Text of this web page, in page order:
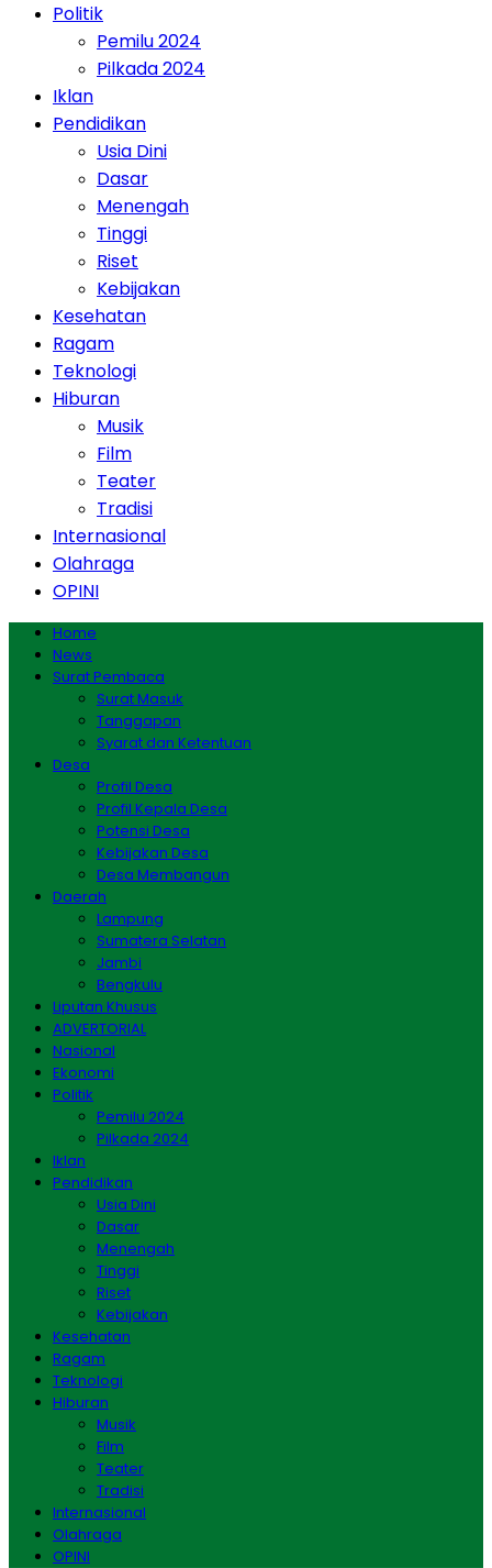
Politik
Pemilu 2024
Pilkada 2024
Iklan
Pendidikan
Usia Dini
Dasar
Menengah
Tinggi
Riset
Kebijakan
Kesehatan
Ragam
Teknologi
Hiburan
Musik
Film
Teater
Tradisi
Internasional
Olahraga
OPINI
Home
News
Surat Pembaca
Surat Masuk
Tanggapan
Syarat dan Ketentuan
Desa
Profil Desa
Profil Kepala Desa
Potensi Desa
Kebijakan Desa
Desa Membangun
Daerah
Lampung
Sumatera Selatan
Jambi
Bengkulu
Liputan Khusus
ADVERTORIAL
Nasional
Ekonomi
Politik
Pemilu 2024
Pilkada 2024
Iklan
Pendidikan
Usia Dini
Dasar
Menengah
Tinggi
Riset
Kebijakan
Kesehatan
Ragam
Teknologi
Hiburan
Musik
Film
Teater
Tradisi
Internasional
Olahraga
OPINI